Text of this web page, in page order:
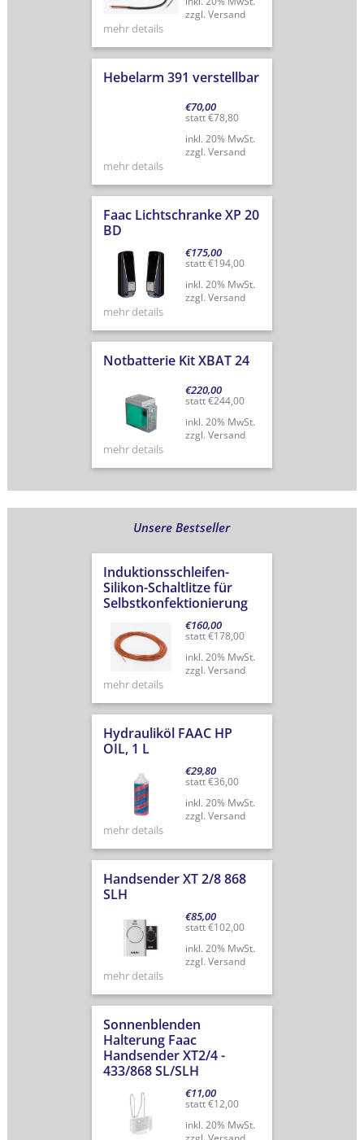
zzgl. Versand
mehr details
Hebelarm 391 verstellbar
€70,00
statt€78,80
inkl. 20% MwSt.
zzgl. Versand
mehr details
Faac Lichtschranke XP 20
BD
€175,00
statt€194,00
inkl. 20% MwSt.
zzgl. Versand
mehr details
Notbatterie Kit XBAT 24
€220,00
statt€244,00
inkl. 20% MwSt.
zzgl. Versand
mehr details
Unsere Bestseller
Induktionsschleifen-
Silikon-Schaltlitze für
Selbstkonfektionierung
€160,00
statt€178,00
inkl. 20% MwSt.
zzgl. Versand
mehr details
Hydrauliköl FAAC HP
OIL, 1 L
€29,80
statt€36,00
inkl. 20% MwSt.
zzgl. Versand
mehr details
Handsender XT 2/8 868
SLH
€85,00
statt€102,00
inkl. 20% MwSt.
zzgl. Versand
mehr details
Sonnenblenden
Halterung Faac
Handsender XT2/4 -
433/868 SL/SLH
€11,00
statt€12,00
inkl. 20% MwSt.